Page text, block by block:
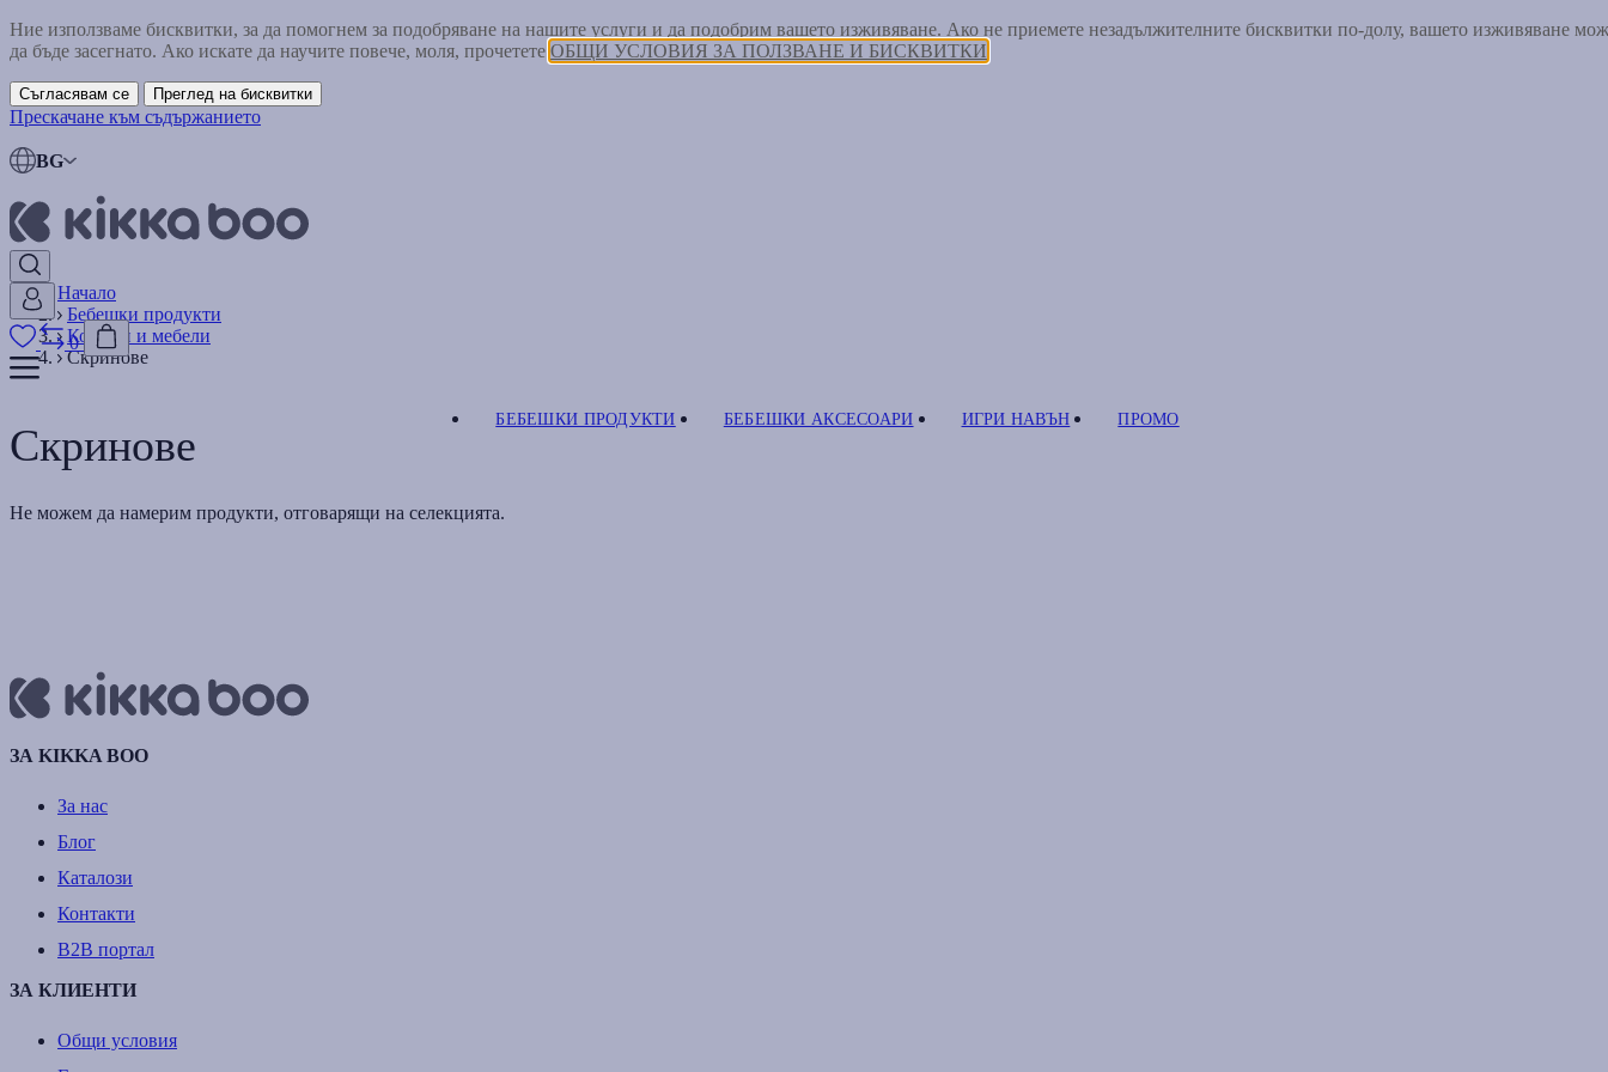
Ние използваме бисквитки, за да помогнем за подобряване на нашите услуги и да подобрим вашето изживяване. Ако не приемете незадължителните бисквитки по-долу, вашето изживяване
да бъде засегнато. Ако искате да научите повече, моля, прочетете ОБЩИ УСЛОВИЯ ЗА ПОЛЗВАНЕ И БИСКВИТКИ
Съгласявам се Преглед на бисквитки
Прескачане към съдържанието
BG
0
БЕБЕШКИ ПРОДУКТИ БЕБЕШКИ АКСЕСОАРИ ИГРИ НАВЪН ПРОМО
Начало
Бебешки продукти
Кошари и мебели
Скринове
Скринове
Не можем да намерим продукти, отговарящи на селекцията.
ЗА KIKKA BOO
За нас
Блог
Каталози
Контакти
B2B портал
ЗА КЛИЕНТИ
Общи условия